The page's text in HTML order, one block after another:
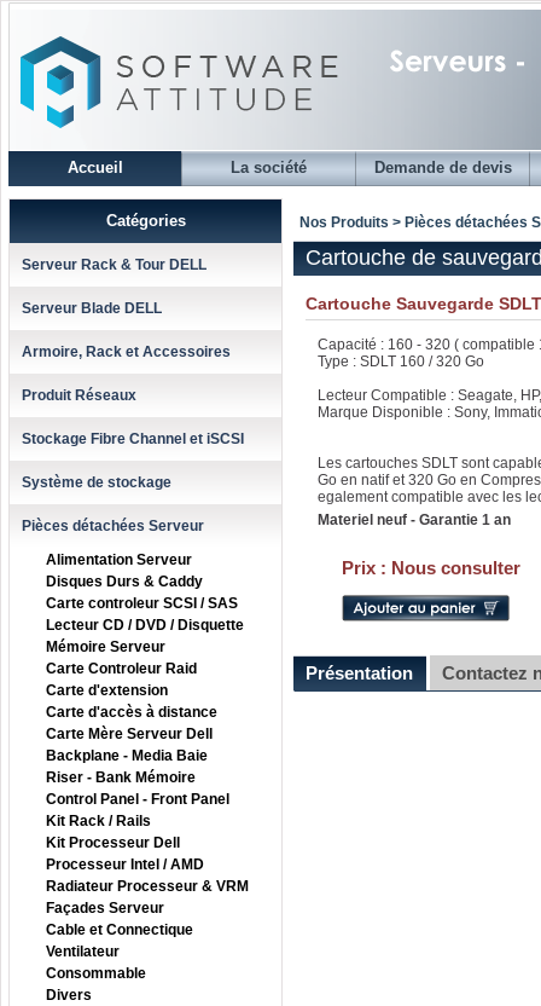
Accueil La société Demande de devis
Catégories
Serveur Rack & Tour DELL
Serveur Blade DELL
Armoire, Rack et Accessoires
Produit Réseaux
Stockage Fibre Channel et iSCSI
Système de stockage
Pièces détachées Serveur
Alimentation Serveur
Disques Durs & Caddy
Carte controleur SCSI / SAS
Lecteur CD / DVD / Disquette
Mémoire Serveur
Carte Controleur Raid
Carte d'extension
Carte d'accès à distance
Carte Mère Serveur Dell
Backplane - Media Baie
Riser - Bank Mémoire
Control Panel - Front Panel
Kit Rack / Rails
Kit Processeur Dell
Processeur Intel / AMD
Radiateur Processeur & VRM
Façades Serveur
Cable et Connectique
Ventilateur
Consommable
Divers
Nos Produits > Pièces détachées
Cartouche de
Cartouche Sauvegarde
Capacité : 160 - 320 ( compatible
Type : SDLT 160 / 320 Go
Lecteur Compatible : Seagate,
Marque Disponible : Sony,
Les cartouches SDLT sont
Go en natif et 320 Go en
egalement compatible avec les
Materiel neuf - Garantie 1 an
Prix : Nous consulter
Présentation Contactez